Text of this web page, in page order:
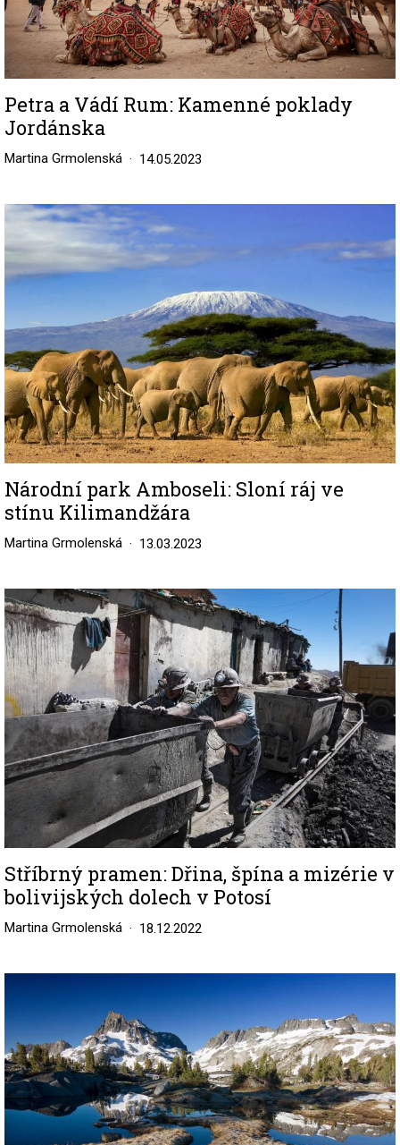
Petra a Vádí Rum: Kamenné poklady
Jordánska
Martina Grmolenská 14.05.2023
Image
Národní park Amboseli: Sloní ráj ve
stínu Kilimandžára
Martina Grmolenská 13.03.2023
Image
Stříbrný pramen: Dřina, špína a mizérie v
bolivijských dolech v Potosí
Martina Grmolenská 18.12.2022